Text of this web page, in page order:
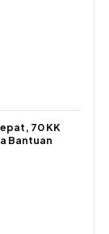
70 KK
Bantuan